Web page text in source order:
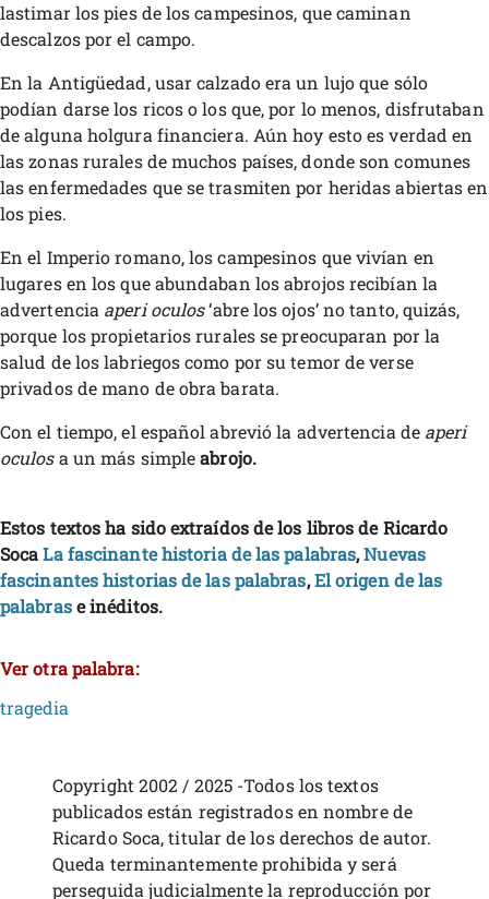
lastimar los pies de los campesinos, que caminan
descalzos por el campo.
En la Antigüedad, usar calzado era un lujo que sólo
podían darse los ricos o los que, por lo menos, disfrutaban
de alguna holgura financiera. Aún hoy esto es verdad en
las zonas rurales de muchos países, donde son comunes
las enfermedades que se trasmiten por heridas abiertas en
los pies.
En el Imperio romano, los campesinos que vivían en
lugares en los que abundaban los abrojos recibían la
advertencia aperi oculos‘abre los ojos’ no tanto, quizás,
porque los propietarios rurales se preocuparan por la
salud de los labriegos como por su temor de verse
privados de mano de obra barata.
Con el tiempo, el español abrevió la advertencia de aperi
oculosa un más simpleabrojo.
Estos textos ha sido extraídos de los libros de Ricardo
SocaLa fascinante historia de las palabras,Nuevas
fascinantes historias de las palabras,El origen de las
palabrase inéditos.
Ver otra palabra:
tragedia
Copyright 2002 / 2025 -Todos los textos
publicados están registrados en nombre de
Ricardo Soca, titular de los derechos de autor.
Queda terminantemente prohibida y será
perseguida judicialmente la reproducción por